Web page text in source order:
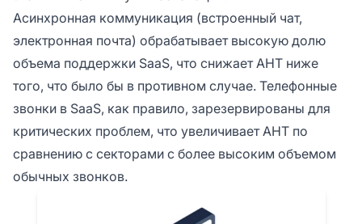
Асинхронная коммуникация (встроенный чат,
электронная почта) обрабатывает высокую долю
объема поддержки SaaS, что снижает AHT ниже
того, что было бы в противном случае. Телефонные
звонки в SaaS, как правило, зарезервированы для
критических проблем, что увеличивает AHT по
сравнению с секторами с более высоким объемом
обычных звонков.